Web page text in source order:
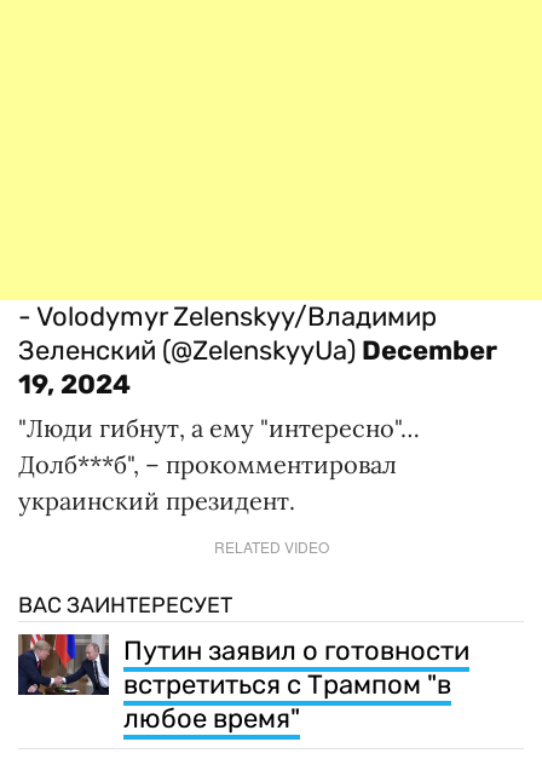
- Volodymyr Zelenskyy/Владимир
Зеленский (@ZelenskyyUa) December
19, 2024
"Люди гибнут, а ему "интересно"…
Долб***б", – прокомментировал
украинский президент.
RELATED VIDEO
ВАС ЗАИНТЕРЕСУЕТ
Путин заявил о готовности
встретиться с Трампом "в
любое время"